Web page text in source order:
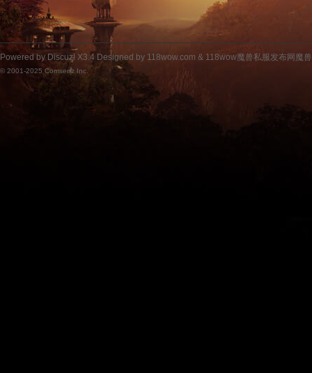
Powered by Discuz! X3.4 Designed by 118wow.com & 118wow魔兽私服发布网魔
© 2001-2025 Comsenz Inc.